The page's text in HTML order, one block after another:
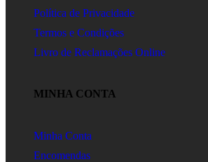
Política de Privacidade
Termos e Condições
Livro de Reclamações Online
MINHA CONTA
Minha Conta
Encomendas